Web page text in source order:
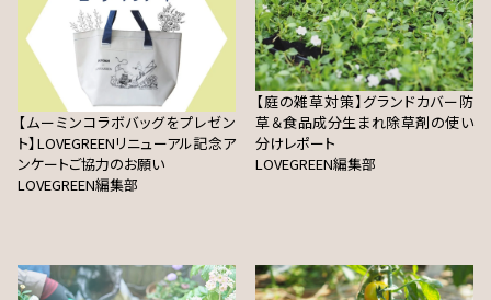
【ムーミンコラボバッグをプレゼン
ト】LOVEGREENリニューアル記念ア
ンケートご協力のお願い
LOVEGREEN編集部
【庭の雑草対策】グランドカバー防
草＆食品成分生まれ除草剤の使い
分けレポート
LOVEGREEN編集部